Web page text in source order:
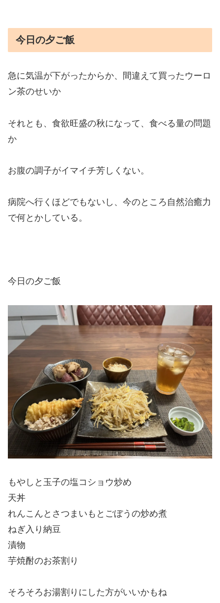
今日の夕ご飯
急に気温が下がったからか、間違えて買ったウーロ
ン茶のせいか
それとも、食欲旺盛の秋になって、食べる量の問題
か
お腹の調子がイマイチ芳しくない。
病院へ行くほどでもないし、今のところ自然治癒力
で何とかしている。
今日の夕ご飯
もやしと玉子の塩コショウ炒め
天丼
れんこんとさつまいもとごぼうの炒め煮
ねぎ入り納豆
漬物
芋焼酎のお茶割り
そろそろお湯割りにした方がいいかもね